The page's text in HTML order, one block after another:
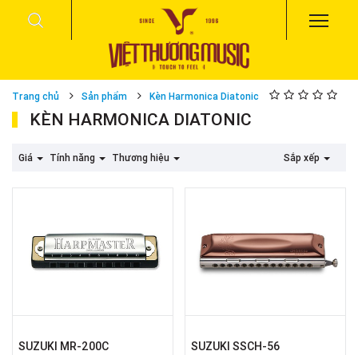
Trang chủ Sản phẩm Kèn Harmonica Diatonic
KÈN HARMONICA DIATONIC
Giá Tính năng Thương hiệu Sắp xếp
SUZUKI MR-200C SUZUKI SSCH-56